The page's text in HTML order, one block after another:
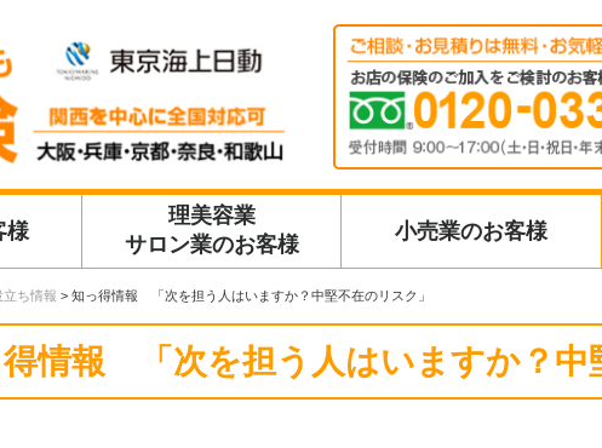
様
理美容業
サロン業のお客様
小売業のお客様
立ち情報 > 知っ得情報 「次を担う人はいますか？中堅不在のリスク」
情報 「次を担う人はいますか？中